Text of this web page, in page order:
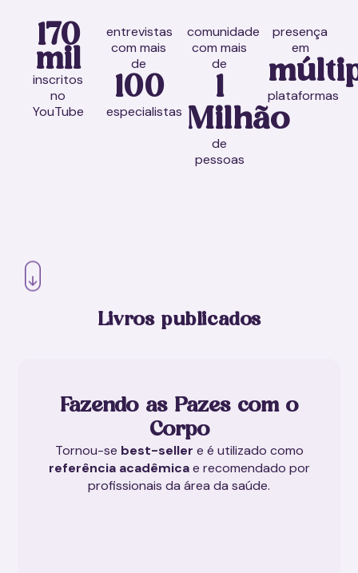
170
mil
inscritos
no
YouTube
entrevistas
com mais
de
100
especialistas
comunidade
com mais
de
1
Milhão
de
pessoas
presença
em
plataformas
Livros publicados
Fazendo as Pazes com o
Corpo
Tornou-se best-seller e é utilizado como
referência acadêmicae recomendado por
profissionais da área da saúde.